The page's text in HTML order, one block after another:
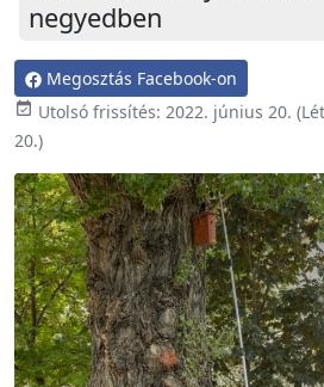
negyedben
Megosztás Facebook-on
 Utolsó frissítés: 2022. június 20.
20.)